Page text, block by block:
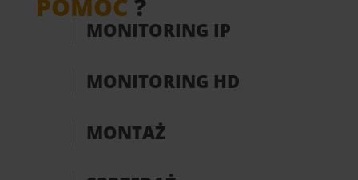
POMÓC ?
MONITORING IP
MONITORING HD
MONTAŻ